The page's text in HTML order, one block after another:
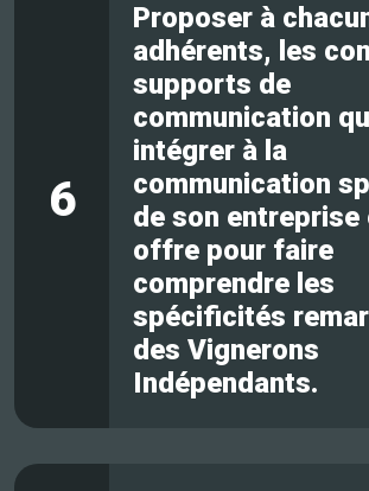
6
Proposer à
adhérents, les
supports de
communication
intégrer à la
communication
de son entreprise
offre pour faire
comprendre les
spécificités
des Vignerons
Indépendants.